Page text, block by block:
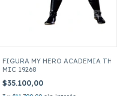
FIGURA MY HERO ACADEMIA THE
MIC 19268
$35.100,00